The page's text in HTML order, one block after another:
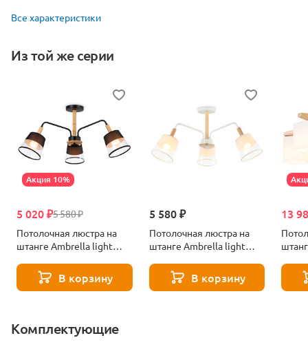
Все характеристики
Из той же серии
Акция 10%
5 580 ₽
5 020 ₽
Потолочная люстра на
штанге Ambrella light
В корзину
5 580 ₽
Потолочная люстра на
штанге Ambrella light
В корзину
13
Комплектующие